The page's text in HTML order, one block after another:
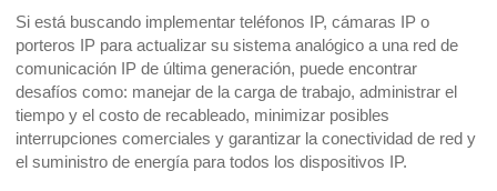
Si está buscando implementar teléfonos IP, cámaras IP o
porteros IP para actualizar su sistema analógico a una red de
comunicación IP de última generación, puede encontrar
desafíos como: manejar de la carga de trabajo, administrar el
tiempo y el costo de recableado, minimizar posibles
interrupciones comerciales y garantizar la conectividad de red y
el suministro de energía para todos los dispositivos IP.